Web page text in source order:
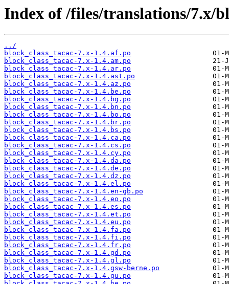
Index of /files/translations/7.x/
../
block_class_tacac-7.x-1.4.af.po
block_class_tacac-7.x-1.4.am.po
block_class_tacac-7.x-1.4.ar.po
block_class_tacac-7.x-1.4.ast.po
block_class_tacac-7.x-1.4.az.po
block_class_tacac-7.x-1.4.be.po
block_class_tacac-7.x-1.4.bg.po
block_class_tacac-7.x-1.4.bn.po
block_class_tacac-7.x-1.4.bo.po
block_class_tacac-7.x-1.4.br.po
block_class_tacac-7.x-1.4.bs.po
block_class_tacac-7.x-1.4.ca.po
block_class_tacac-7.x-1.4.cs.po
block_class_tacac-7.x-1.4.cy.po
block_class_tacac-7.x-1.4.da.po
block_class_tacac-7.x-1.4.de.po
block_class_tacac-7.x-1.4.dz.po
block_class_tacac-7.x-1.4.el.po
block_class_tacac-7.x-1.4.en-gb.po
block_class_tacac-7.x-1.4.eo.po
block_class_tacac-7.x-1.4.es.po
block_class_tacac-7.x-1.4.et.po
block_class_tacac-7.x-1.4.eu.po
block_class_tacac-7.x-1.4.fa.po
block_class_tacac-7.x-1.4.fi.po
block_class_tacac-7.x-1.4.fr.po
block_class_tacac-7.x-1.4.gd.po
block_class_tacac-7.x-1.4.gl.po
block_class_tacac-7.x-1.4.gsw-berne.po
block_class_tacac-7.x-1.4.gu.po